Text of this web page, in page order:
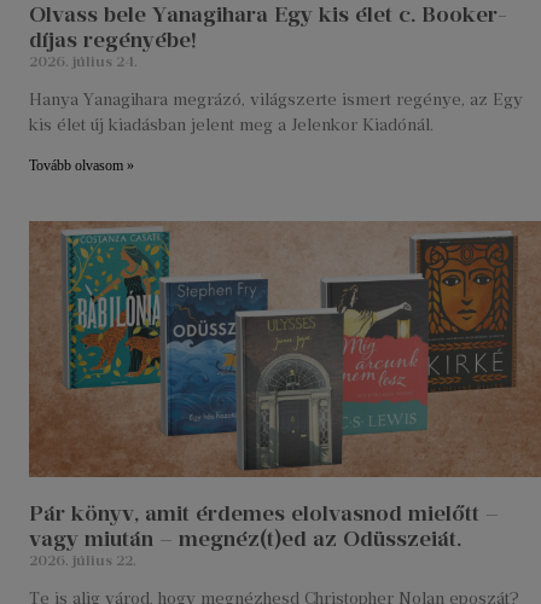
Olvass bele Yanagihara Egy kis élet c. Booker-
díjas regényébe!
2026. július 24.
Hanya Yanagihara megrázó, világszerte ismert regénye, az Egy
kis élet új kiadásban jelent meg a Jelenkor Kiadónál.
Tovább olvasom »
Pár könyv, amit érdemes elolvasnod mielőtt –
vagy miután – megnéz(t)ed az Odüsszeiát.
2026. július 22.
Te is alig várod, hogy megnézhesd Christopher Nolan eposzát?